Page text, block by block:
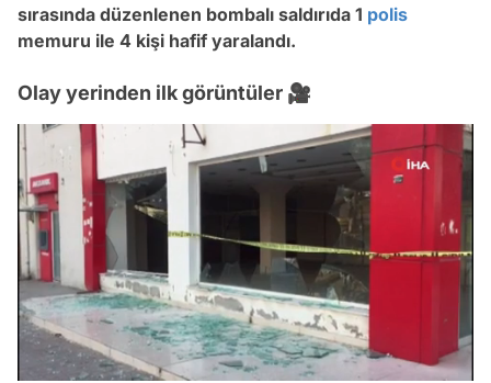
sırasında düzenlenen bombalı saldırıda 1 polis
memuru ile 4 kişi hafif yaralandı.
Olay yerinden ilk görüntüler 🎥
/